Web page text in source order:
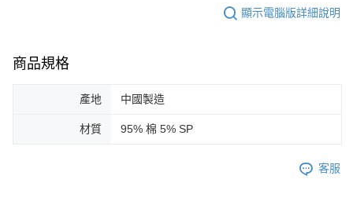
顯示電腦版詳細說明
商品規格
產地 中國製造
材質 95% 棉 5% SP
客服